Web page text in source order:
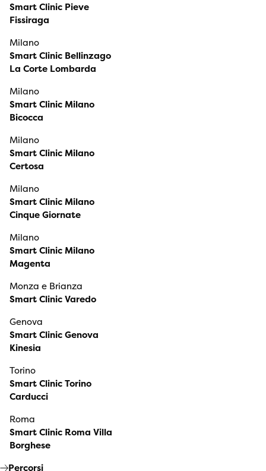
Smart Clinic Pieve
Fissiraga
Milano
Smart Clinic Bellinzago
La Corte Lombarda
Milano
Smart Clinic Milano
Bicocca
Milano
Smart Clinic Milano
Certosa
Milano
Smart Clinic Milano
Cinque Giornate
Milano
Smart Clinic Milano
Magenta
Monza e Brianza
Smart Clinic Varedo
Genova
Smart Clinic Genova
Kinesia
Torino
Smart Clinic Torino
Carducci
Roma
Smart Clinic Roma Villa
Borghese
Percorsi